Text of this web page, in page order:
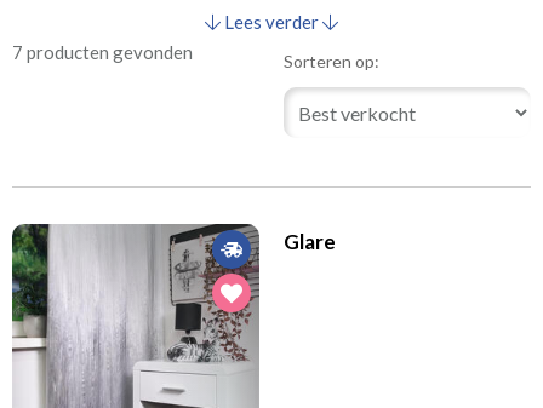
Lees verder
7 producten gevonden
Sorteren op:
Glare